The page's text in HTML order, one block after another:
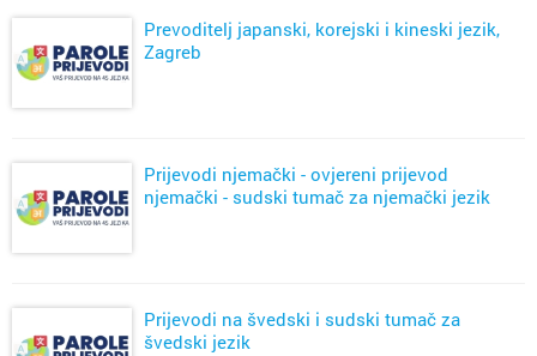
Prevoditelj japanski, korejski i kineski jezik,
Zagreb
Prijevodi njemački - ovjereni prijevod
njemački - sudski tumač za njemački jezik
Prijevodi na švedski i sudski tumač za
švedski jezik